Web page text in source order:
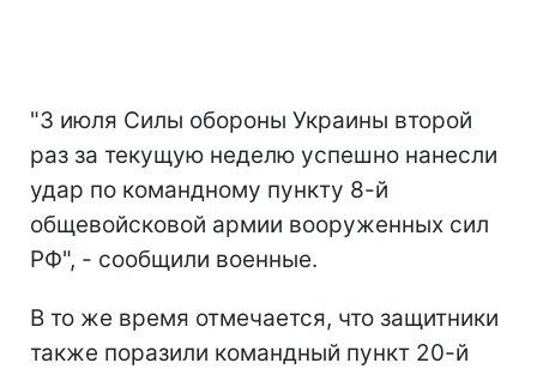
"3 июля Силы обороны Украины второй
раз за текущую неделю успешно нанесли
удар по командному пункту 8-й
общевойсковой армии вооруженных сил
РФ", - сообщили военные.
В то же время отмечается, что защитники
также поразили командный пункт 20-й